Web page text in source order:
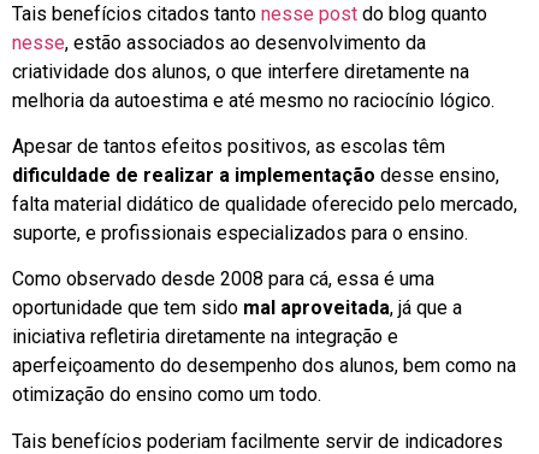
Tais benefícios citados tanto nesse post do blog quanto
nesse, estão associados ao desenvolvimento da
criatividade dos alunos, o que interfere diretamente na
melhoria da autoestima e até mesmo no raciocínio lógico.
Apesar de tantos efeitos positivos, as escolas têm
dificuldade de realizar a implementação desse ensino,
falta material didático de qualidade oferecido pelo mercado,
suporte, e profissionais especializados para o ensino.
Como observado desde 2008 para cá, essa é uma
oportunidade que tem sido mal aproveitada, já que a
iniciativa refletiria diretamente na integração e
aperfeiçoamento do desempenho dos alunos, bem como na
otimização do ensino como um todo.
Tais benefícios poderiam facilmente servir de indicadores